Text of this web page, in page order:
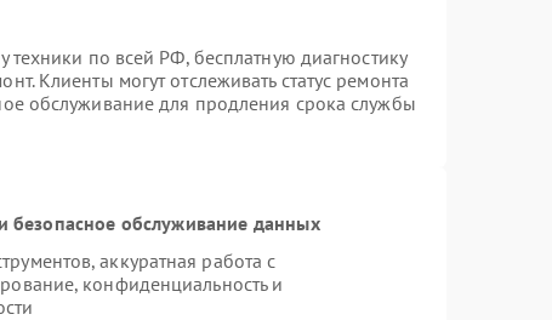
по всей РФ, бесплатную диагностику
Клиенты могут отслеживать статус ремонта
обслуживание для продления срока службы
обслуживание данных
аккуратная работа с
конфиденциальность и